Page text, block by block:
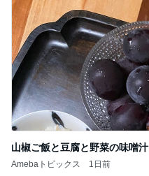
山椒ご飯と豆腐と野菜の味噌汁
Amebaトピックス 1日前